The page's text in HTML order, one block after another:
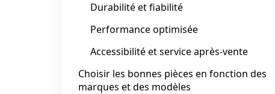
Durabilité et fiabilité
Performance optimisée
Accessibilité et service après-vente
Choisir les bonnes pièces en fonction des
marques et des modèles